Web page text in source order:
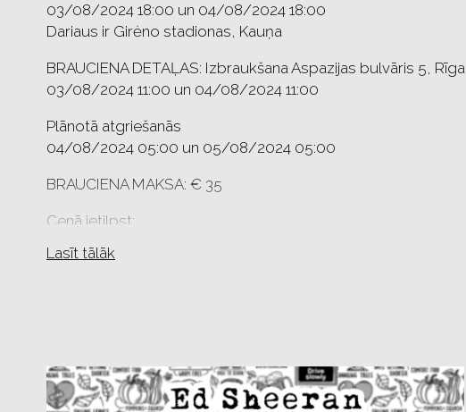
03/08/2024 18:00 un 04/08/2024 18:00
Dariaus ir Girėno stadionas, Kauņa
BRAUCIENA DETAĻAS: Izbraukšana Aspazijas bulvāris 5, Rīga
03/08/2024 11:00 un 04/08/2024 11:00
Plānotā atgriešanās
04/08/2024 05:00 un 05/08/2024 05:00
BRAUCIENA MAKSA: € 35
Cenā ietilpst:
Stāvvieta pie koncerta norises vietas
Lasīt tālāk